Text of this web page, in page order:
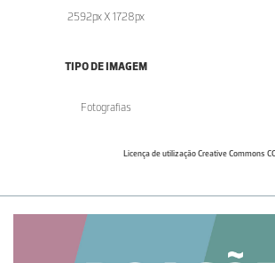
2592px X 1728px
TIPO DE IMAGEM
Fotografias
Licença de utilização Creative Commons